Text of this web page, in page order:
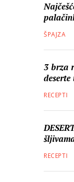
ŠPAJZA
3 brza
deserte
RECEPTI
RECEPTI